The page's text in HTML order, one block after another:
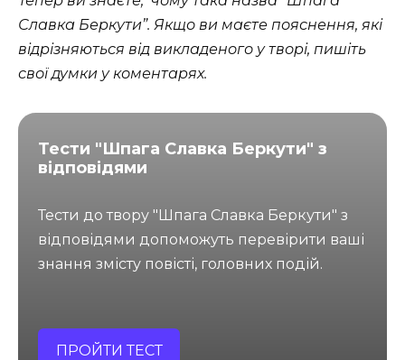
Славка Беркути”. Якщо ви маєте пояснення, які
відрізняються від викладеного у творі, пишіть
свої думки у коментарях.
Тести "Шпага Славка Беркути" з
відповідями
Тести до твору "Шпага Славка Беркути" з
відповідями допоможуть перевірити ваші
знання змісту повісті, головних подій.
ПРОЙТИ ТЕСТ